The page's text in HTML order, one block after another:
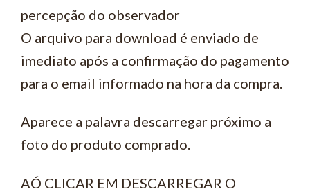
percepção do observador
O arquivo para download é enviado de
imediato após a confirmação do pagamento
para o email informado na hora da compra.
Aparece a palavra descarregar próximo a
foto do produto comprado.
AÓ CLICAR EM DESCARREGAR O